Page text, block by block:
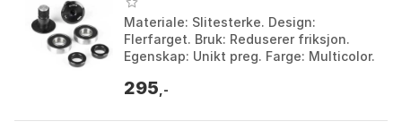
Materiale: Slitesterke. Design:
Flerfarget. Bruk: Reduserer friksjon.
Egenskap: Unikt preg. Farge: Multicolor.
295 ,-